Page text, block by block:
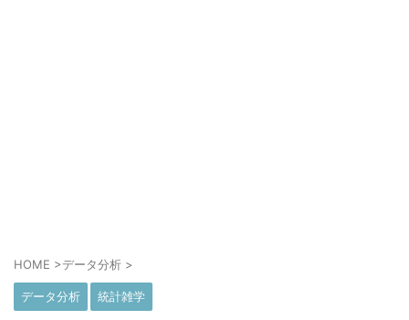
HOME >データ分析 >
データ分析 統計雑学